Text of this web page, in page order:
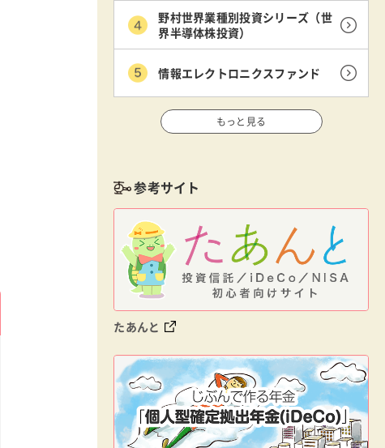
野村世界業種別投資シリーズ（世
界半導体株投資）
情報エレクトロニクスファンド
もっと見る
参考サイト
たあんと